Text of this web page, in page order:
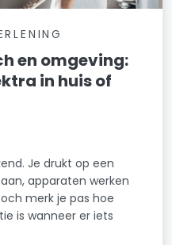
en omgeving:
in huis of
Je drukt op een
apparaten werken
merk je pas hoe
is wanneer er iets